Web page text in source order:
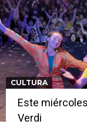
CULTURA
Este
Verdi